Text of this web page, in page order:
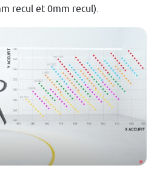
recul et 0mm recul).